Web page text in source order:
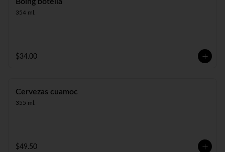
354 ml.
$34.00
Cervezas cuamoc
355 ml.
$49.50